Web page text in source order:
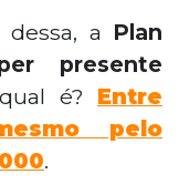
a Plan
presente
é? Entre
pelo
.